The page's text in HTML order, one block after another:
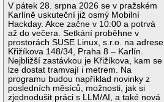
V pátek 28. srpna 2026 se v pražském
Karlíně uskuteční již osmý Mobilní
Hackday. Akce začne v 10:00 a potrvá
až do večera. Setkání proběhne v
prostorách SUSE Linux, s.r.o. na adrese
Křižíkova 148/34, Praha 8 – Karlín.
Nejbližší zastávkou je Křižíkova, kam se
lze dostat tramvají i metrem. Na
programu budou například novinky z
posledních měsíců, možnosti, jak si
zjednodušit práci s LLM/AI, a také nová